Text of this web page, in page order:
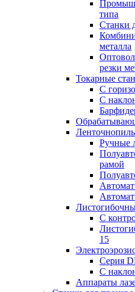
типа
Станки
металла
резки
Токарные
С
С
Ручные
рамой
С
15
Серия
С
Аппараты